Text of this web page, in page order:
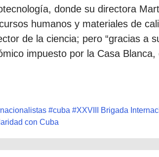
donde su directora
humanos y materiales de
de la ciencia; pero “gracias a
impuesto por la Casa
#cuba #XXVIII Brigada
con Cuba